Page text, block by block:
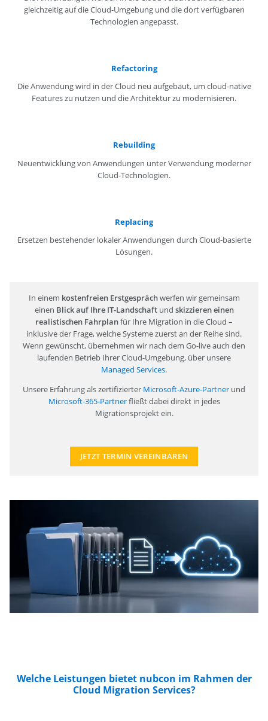
gleichzeitig auf die Cloud-Umgebung und die dort verfügbaren
Technologien angepasst.
Refactoring
Die Anwendung wird in der Cloud neu aufgebaut, um cloud-native
Features zu nutzen und die Architektur zu modernisieren.
Rebuilding
Neuentwicklung von Anwendungen unter Verwendung moderner
Cloud-Technologien.
Replacing
Ersetzen bestehender lokaler Anwendungen durch Cloud-basierte
Lösungen.
In einem kostenfreien Erstgesprächwerfen wir gemeinsam
einen Blick auf Ihre IT-Landschaftund skizzieren einen
realistischen Fahrplanfür Ihre Migration in die Cloud –
inklusive der Frage, welche Systeme zuerst an der Reihe sind.
Wenn gewünscht, übernehmen wir nach dem Go-live auch den
laufenden Betrieb Ihrer Cloud-Umgebung, über unsere
Managed Services.
Unsere Erfahrung als zertifizierter Microsoft-Azure-Partner und
Microsoft-365-Partnerfließt dabei direkt in jedes
Migrationsprojekt ein.
JETZT TERMIN VEREINBAREN
Welche Leistungen bietet nubcon im Rahmen der
Cloud Migration Services?